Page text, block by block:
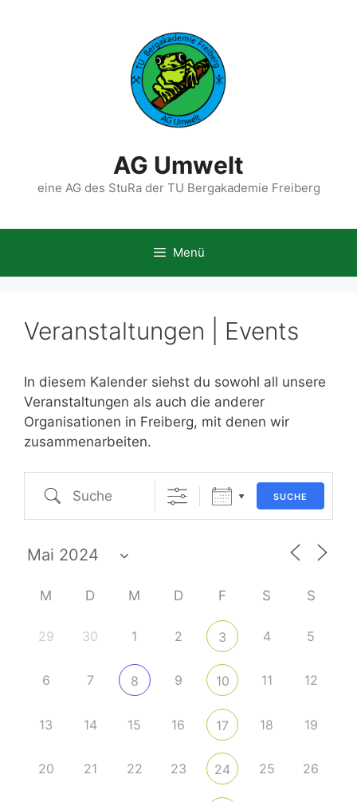
AG Umwelt
eine AG des StuRa der TU Bergakademie Freiberg
Menü
Veranstaltungen | Events
In diesem Kalender siehst du sowohl all unsere
Veranstaltungen als auch die anderer
Organisationen in Freiberg, mit denen wir
zusammenarbeiten.
Suche SUCHE
M D M D F S S
29 30 1 2 3 4 5
6 7 8 9 10 11 12
13 14 15 16 17 18 19
20 21 22 23 24 25 26